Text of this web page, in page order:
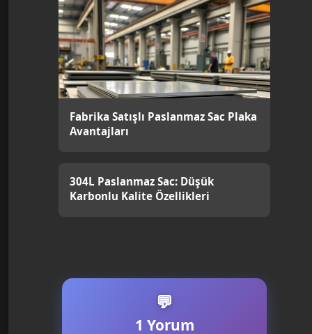
Fabrika Satışlı Paslanmaz Sac Plaka
Avantajları
304L Paslanmaz Sac: Düşük
Karbonlu Kalite Özellikleri
1 Yorum